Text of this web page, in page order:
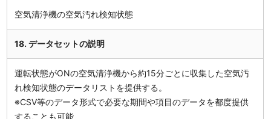
空気清浄機の空気汚れ検知状態
18. データセットの説明
運転状態がONの空気清浄機から約15分ごとに収集した空気汚
れ検知状態のデータリストを提供する。
※CSV等のデータ形式で必要な期間や項目のデータを都度提供
することも可能